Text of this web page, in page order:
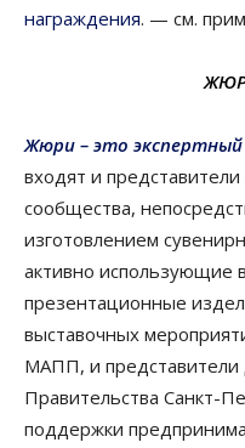
награждения. — см.
Жюри – это
входят и
сообщества,
изготовлением
активно использующие
презентационные
выставочных
МАПП, и представители
Правительства Санкт-
поддержки